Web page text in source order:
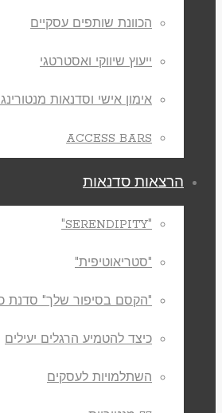
הכוונת שותפים עסקיים
ייעוץ שיווקי ואסטרטגי
אימון אישי וסדנאות מנטורינג
ACCESS BARS
הרצאות סדנאות
"SERENDIPITY"
"סטריאוטיפית"
"הקסם בסיפור שלך" סדנת
כיצד להטמיע הרגלים יעילים
השתלמויות לעסקים